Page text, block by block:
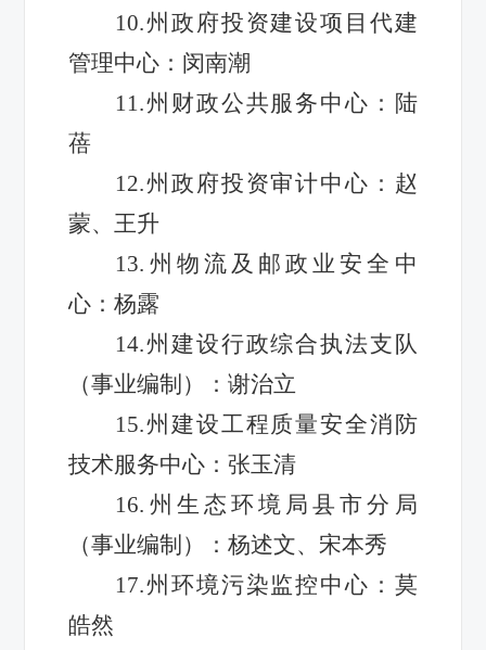
10.州政府投资建设项目代建
管理中心：闵南潮
11.州财政公共服务中心：陆
蓓
12.州政府投资审计中心：赵
蒙、王升
13.州物流及邮政业安全中
心：杨露
14.州建设行政综合执法支队
（事业编制）
：谢治立
15.州建设工程质量安全消防
技术服务中心：张玉清
16. 州 生态环境局县市分局
（事业编制）：杨述文、宋本秀
17.州环境污染监控中心：莫
皓然